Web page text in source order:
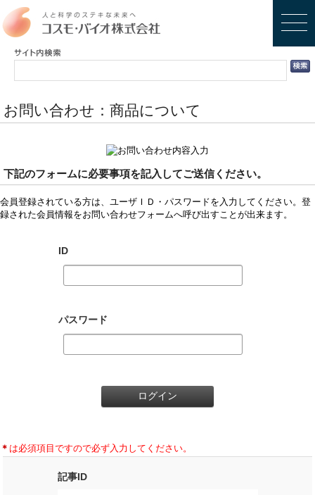
お問い合わせ：商品について
下記のフォームに必要事項を記入してご送信ください。
会員登録されている方は、ユーザＩＤ・パスワードを入力してください。登
録された会員情報をお問い合わせフォームへ呼び出すことが出来ます。
ID
パスワード
＊ は必須項目ですので必ず入力してください。
記事ID